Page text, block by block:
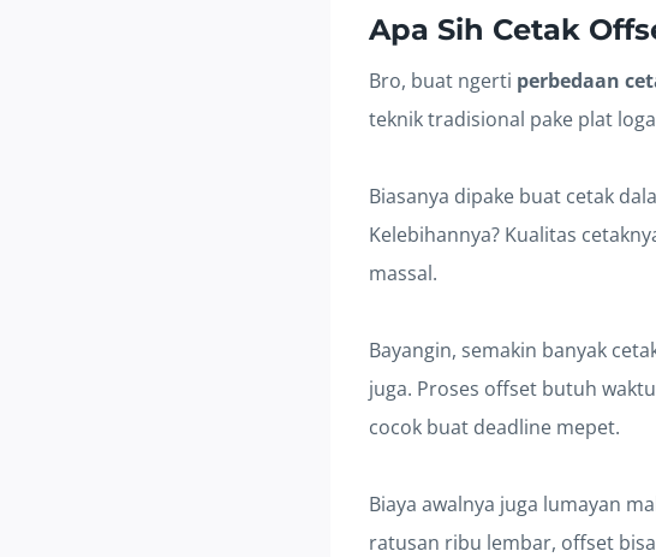
Apa Sih Cetak
Bro, buat ngerti perbedaan
teknik tradisional pake plat
Biasanya dipake buat cetak
Kelebihannya? Kualitas
massal.
Bayangin, semakin banyak
juga. Proses offset butuh
cocok buat deadline mepet.
Biaya awalnya juga lumayan
ratusan ribu lembar, offset